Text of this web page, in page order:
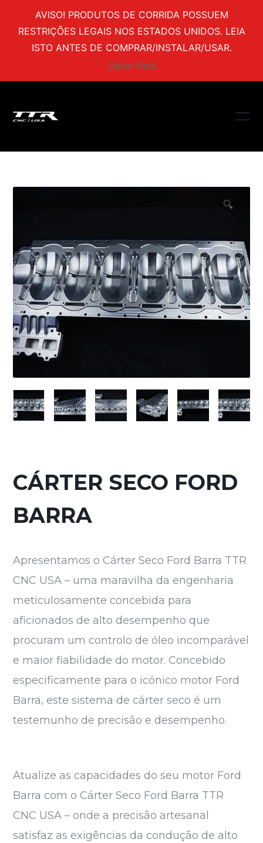
AVISO! PRODUTOS DE CORRIDA POSSUEM
RESTRIÇÕES LEGAIS NOS ESTADOS UNIDOS. LEIA
ISTO ANTES DE COMPRAR/INSTALAR/USAR.
Saiba Mais
🔍
CÁRTER SECO FORD
BARRA
Apresentamos o Cárter Seco Ford Barra TTR
CNC USA – uma maravilha da engenharia
meticulosamente concebida para
aficionados de alto desempenho que
procuram um controlo de óleo incomparável
e maior fiabilidade do motor. Concebido
especificamente para o icónico motor Ford
Barra, este sistema de cárter seco é um
testemunho de precisão e desempenho.
Atualize as capacidades do seu motor Ford
Barra com o Cárter Seco Ford Barra TTR
CNC USA – onde a precisão artesanal
satisfaz as exigências da condução de alto